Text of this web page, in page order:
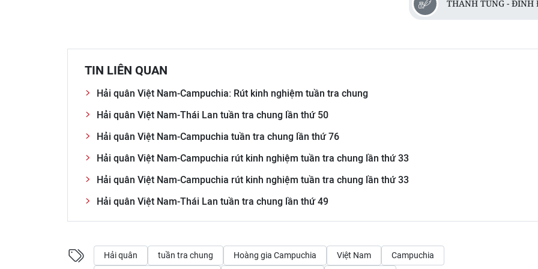
THANH TÙNG - ĐINH
TIN LIÊN QUAN
Hải quân Việt Nam-Campuchia: Rút kinh nghiệm tuần tra chung
Hải quân Việt Nam-Thái Lan tuần tra chung lần thứ 50
Hải quân Việt Nam-Campuchia tuần tra chung lần thứ 76
Hải quân Việt Nam-Campuchia rút kinh nghiệm tuần tra chung lần thứ 33
Hải quân Việt Nam-Campuchia rút kinh nghiệm tuần tra chung lần thứ 33
Hải quân Việt Nam-Thái Lan tuần tra chung lần thứ 49
Hải quân tuần tra chung Hoàng gia Campuchia Việt Nam Campuchia